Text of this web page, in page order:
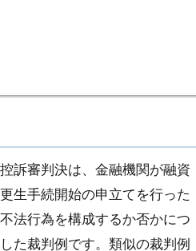
訴審判決は、金融機関が融資
生手続開始の申立てを行った
法行為を構成するか否かにつ
た裁判例です。類似の裁判例